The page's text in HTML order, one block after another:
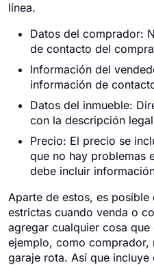
línea.
Datos del comprador:
de contacto del
Información del
información de
Datos del inmueble:
con la descripción
Precio: El precio se
que no hay problemas
debe incluir
Aparte de estos, es posible
estrictas cuando venda o
agregar cualquier cosa
ejemplo, como comprador,
garaje rota. Así que